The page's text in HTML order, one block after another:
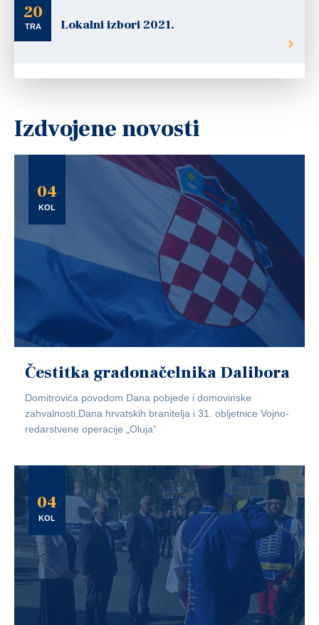
20
TRA Lokalni izbori 2021.
Izdvojene novosti
04
KOL
Čestitka gradonačelnika Dalibora
Domitrovića povodom Dana pobjede i domovinske
zahvalnosti,Dana hrvatskih branitelja i 31. obljetnice Vojno-
redarstvene operacije „Oluja“
04
KOL